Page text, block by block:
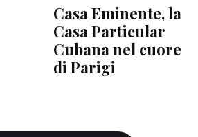
Casa Eminente, la
Casa Particular
Cubana nel cuore
di Parigi